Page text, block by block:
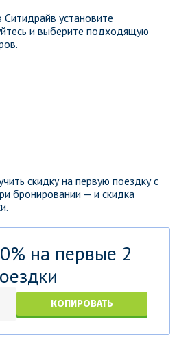
установите
и выберите подходящую
скидку на первую поездку с
бронировании — и скидка
на первые 2
КОПИРОВАТЬ